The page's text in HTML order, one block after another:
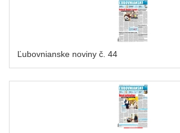
Ľubovnianske noviny č. 44